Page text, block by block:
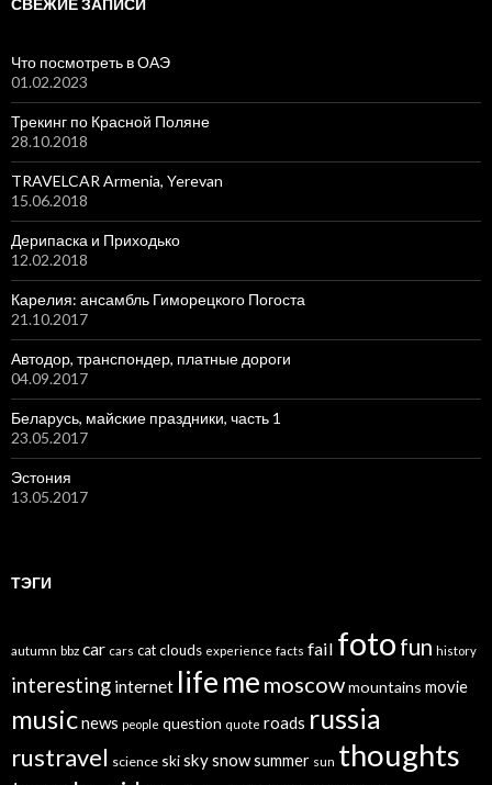
СВЕЖИЕ ЗАПИСИ
Что посмотреть в ОАЭ
01.02.2023
Трекинг по Красной Поляне
28.10.2018
TRAVELCAR Armenia, Yerevan
15.06.2018
Дерипаска и Приходько
12.02.2018
Карелия: ансамбль Гиморецкого Погоста
21.10.2017
Автодор, транспондер, платные дороги
04.09.2017
Беларусь, майские праздники, часть 1
23.05.2017
Эстония
13.05.2017
ТЭГИ
autumn bbz car cars catclouds experience facts fail foto fun history
interesting internet lifeme moscowmountains movie
musicnews people question quote roads russia
rustravel science skiskysnowsummer sun thoughts